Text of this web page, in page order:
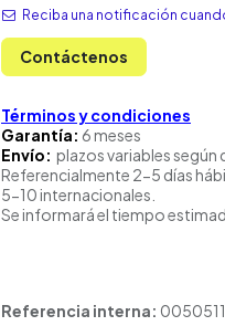
Reciba una notificación
Contáctenos
Términos y condiciones
Garantía: 6 meses
Envío: plazos variables según
Referencialmente 2-5 días
5-10 internacionales.
Se informará el tiempo
Referencia interna: